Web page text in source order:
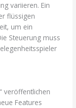
variieren. Ein
flüssigen
um ein
Steuerung muss
veröffentlichen
Features